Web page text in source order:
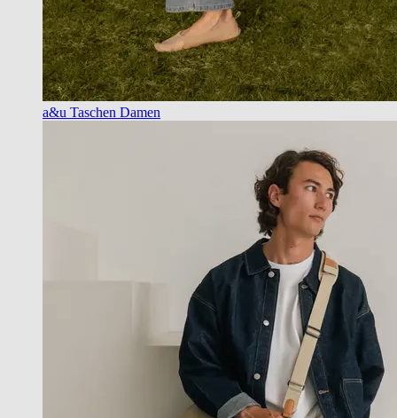
a&u Taschen Damen